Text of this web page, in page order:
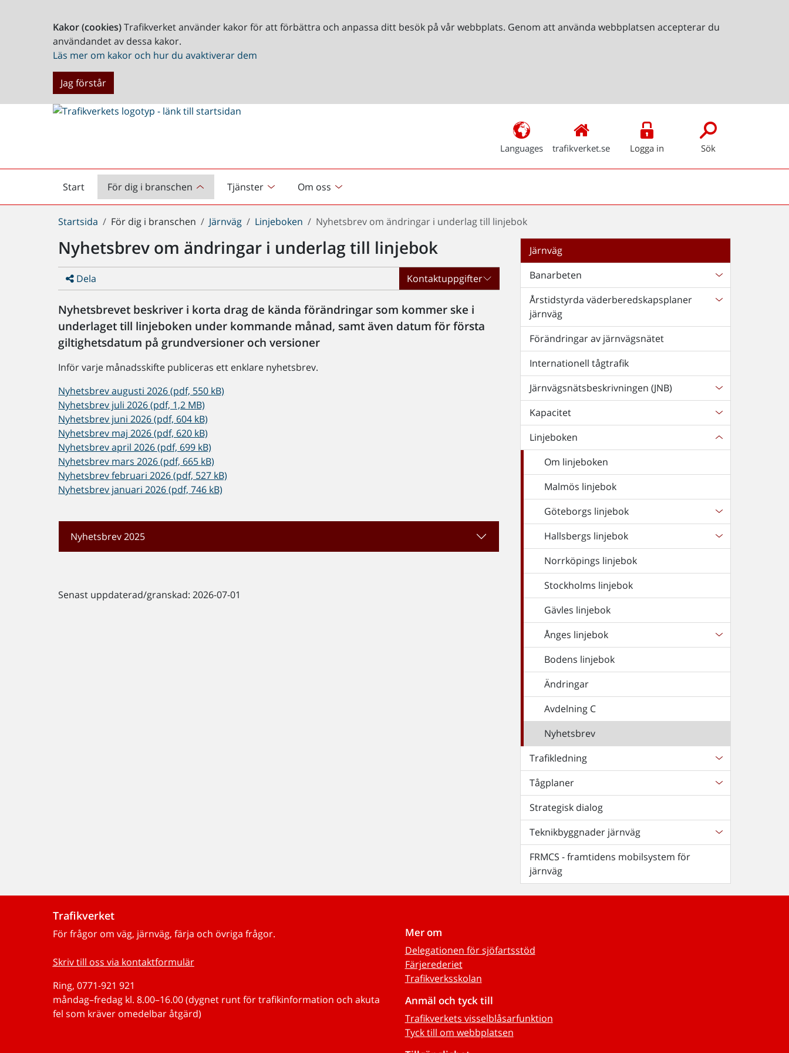
Kakor (cookies)Trafikverket använder kakor för att förbättra och anpassa ditt besök på vår webbplats. Genom att använda webbplatsen accepterar du
användandet av dessa kakor.
Läs mer om kakor och hur du avaktiverar dem
Jag förstår
Languages trafikverket.se Logga in Sök
Start
Startsida För dig i branschen Tjänster Om oss
Du
här:
Startsida För dig i branschen Järnväg Linjeboken Nyhetsbrev om ändringar i underlag till linjebok
Nyhetsbrev om ändringar i underlag till linjebok
Dela Kontaktuppgifter
Nyhetsbrevet beskriver i korta drag de kända förändringar som kommer ske i
underlaget till linjeboken under kommande månad, samt även datum för första
giltighetsdatum på grundversioner och versioner
Inför varje månadsskifte publiceras ett enklare nyhetsbrev.
Nyhetsbrev augusti 2026 (pdf, 550 kB)
Nyhetsbrev juli 2026 (pdf, 1,2 MB)
Nyhetsbrev juni 2026 (pdf, 604 kB)
Nyhetsbrev maj 2026 (pdf, 620 kB)
Nyhetsbrev april 2026 (pdf, 699 kB)
Nyhetsbrev mars 2026 (pdf, 665 kB)
Nyhetsbrev februari 2026 (pdf, 527 kB)
Nyhetsbrev januari 2026 (pdf, 746 kB)
Nyhetsbrev 2025
Senast uppdaterad/granskad: 2026-07-01
Järnväg
Banarbeten
Årstidstyrda väderberedskapsplaner
järnväg
Förändringar av järnvägsnätet
Internationell tågtrafik
Järnvägsnätsbeskrivningen (JNB)
Kapacitet
Linjeboken
Om linjeboken
Malmös linjebok
Göteborgs linjebok
Hallsbergs linjebok
Norrköpings linjebok
Stockholms linjebok
Gävles linjebok
Ånges linjebok
Bodens linjebok
Ändringar
Avdelning C
Nyhetsbrev
Trafikledning
Tågplaner
Strategisk dialog
Teknikbyggnader järnväg
FRMCS - framtidens mobilsystem för
järnväg
Trafikverket
För frågor om väg, järnväg, färja och övriga frågor.
Skriv till oss via kontaktformulär
Ring, 0771-921 921
måndag–fredag kl. 8.00–16.00 (dygnet runt för trafikinformation och akuta
fel som kräver omedelbar åtgärd)
Mer om
Delegationen för sjöfartsstöd
Färjerederiet
Trafikverksskolan
Anmäl och tyck till
Trafikverkets visselblåsarfunktion
Tyck till om webbplatsen